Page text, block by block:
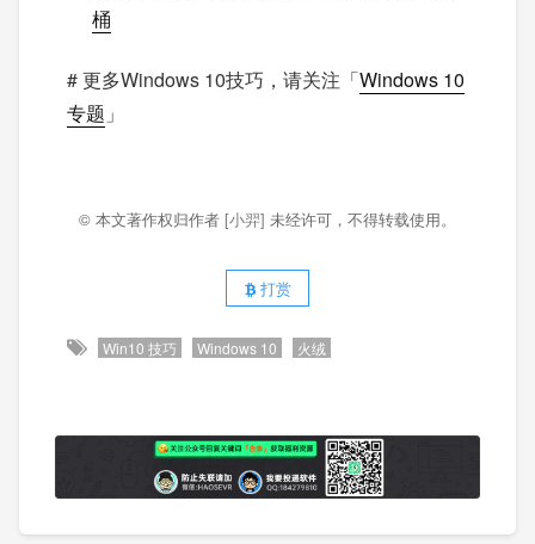
桶
# 更多Windows 10技巧，请关注「Windows 10
专题 」
© 本文著作权归作者 [小羿] 未经许可，不得转载使用。
打赏
Win10 技巧 Windows 10 火绒